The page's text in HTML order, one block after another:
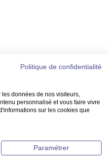
Politique de confidentialité
données de nos visiteurs,
personnalisé et vous faire vivre
sur les cookies que
Paramétrer